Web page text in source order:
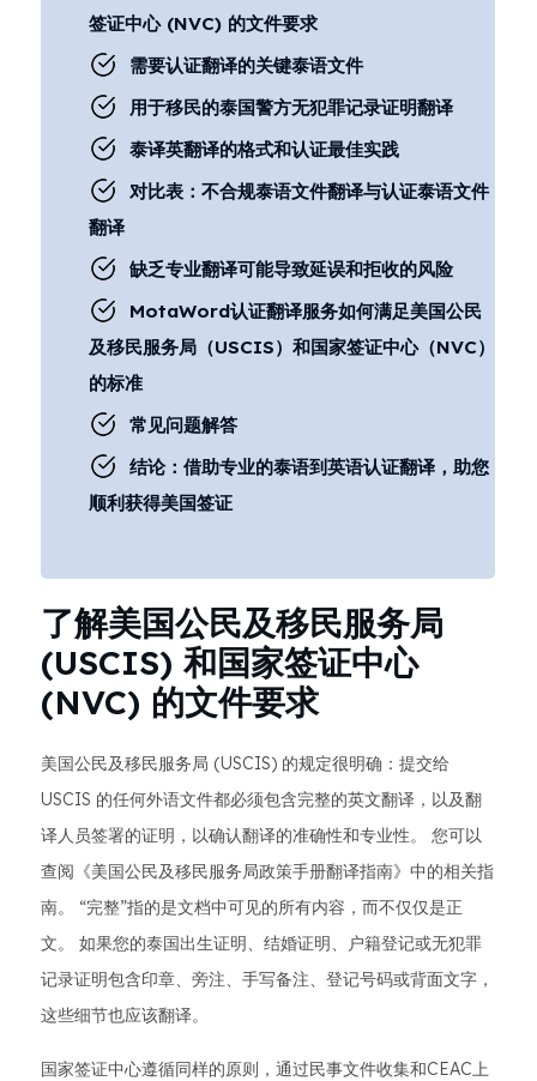
签证中心 (NVC) 的文件要求
需要认证翻译的关键泰语文件
用于移民的泰国警方无犯罪记录证明翻译
泰译英翻译的格式和认证最佳实践
对比表：不合规泰语文件翻译与认证泰语文件
翻译
缺乏专业翻译可能导致延误和拒收的风险
MotaWord认证翻译服务如何满足美国公民
及移民服务局（USCIS）和国家签证中心（NVC）
的标准
常见问题解答
结论：借助专业的泰语到英语认证翻译，助您
顺利获得美国签证
了解美国公民及移民服务局
(USCIS) 和国家签证中心
(NVC) 的文件要求
美国公民及移民服务局 (USCIS) 的规定很明确：提交给
USCIS 的任何外语文件都必须包含完整的英文翻译，以及翻
译人员签署的证明，以确认翻译的准确性和专业性。 您可以
查阅《美国公民及移民服务局政策手册翻译指南》中的相关指
南。 “完整”指的是文档中可见的所有内容，而不仅仅是正
文。 如果您的泰国出生证明、结婚证明、户籍登记或无犯罪
记录证明包含印章、旁注、手写备注、登记号码或背面文字，
这些细节也应该翻译。
国家签证中心遵循同样的原则，通过民事文件收集和CEAC上